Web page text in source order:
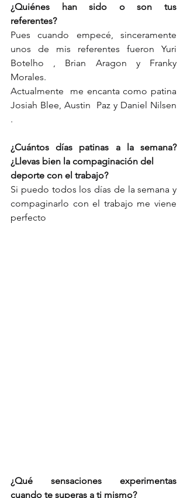
¿Quiénes han sido o son tus
referentes?
Pues cuando empecé, sinceramente
unos de mis referentes fueron Yuri
Botelho , Brian Aragon y Franky
Morales.
Actualmente  me encanta como patina
Josiah Blee, Austin  Paz y Daniel Nilsen
.
¿Cuántos días patinas a la semana?
¿Llevas bien la compaginación del
deporte con el trabajo?
Si puedo todos los días de la semana y
compaginarlo con el trabajo me viene
perfecto
¿Qué sensaciones experimentas
cuando te superas a ti mismo?